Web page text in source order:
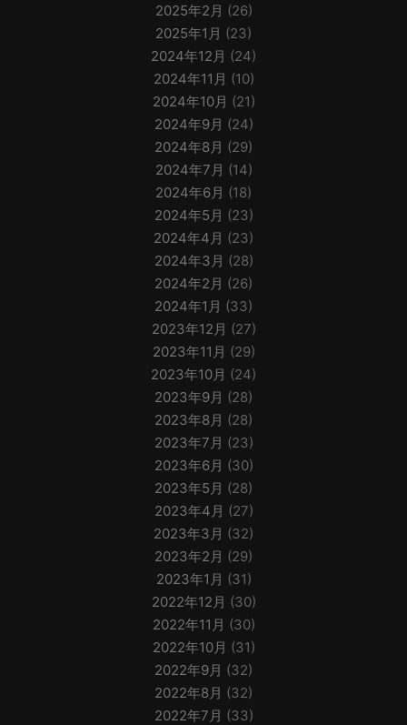
2025年2月 (26)
2025年1月 (23)
2024年12月 (24)
2024年11月 (10)
2024年10月 (21)
2024年9月 (24)
2024年8月 (29)
2024年7月 (14)
2024年6月 (18)
2024年5月 (23)
2024年4月 (23)
2024年3月 (28)
2024年2月 (26)
2024年1月 (33)
2023年12月 (27)
2023年11月 (29)
2023年10月 (24)
2023年9月 (28)
2023年8月 (28)
2023年7月 (23)
2023年6月 (30)
2023年5月 (28)
2023年4月 (27)
2023年3月 (32)
2023年2月 (29)
2023年1月 (31)
2022年12月 (30)
2022年11月 (30)
2022年10月 (31)
2022年9月 (32)
2022年8月 (32)
2022年7月 (33)